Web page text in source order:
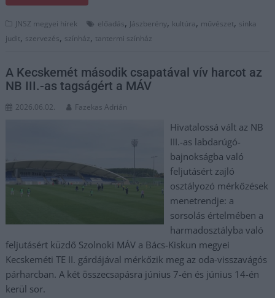
JNSZ megyei hírek előadás, Jászberény, kultúra, művészet, sinka
judit, szervezés, színház, tantermi színház
A Kecskemét második csapatával vív harcot az
NB III.-as tagságért a MÁV
2026.06.02. Fazekas Adrián
Hivatalossá vált az NB
III.-as labdarúgó-
bajnokságba való
feljutásért zajló
osztályozó mérkőzések
menetrendje: a
sorsolás értelmében a
harmadosztályba való
feljutásért küzdő Szolnoki MÁV a Bács-Kiskun megyei
Kecskeméti TE II. gárdájával mérkőzik meg az oda-visszavágós
párharcban. A két összecsapásra június 7-én és június 14-én
kerül sor.